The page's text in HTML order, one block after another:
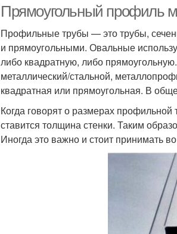
Прямоугольный профиль
Профильные трубы — это трубы,
и прямоугольными. Овальные
либо квадратную, либо
металлический/стальной,
квадратная или прямоугольная. В
Когда говорят о размерах
ставится толщина стенки. Таким
Иногда это важно и стоит принимать